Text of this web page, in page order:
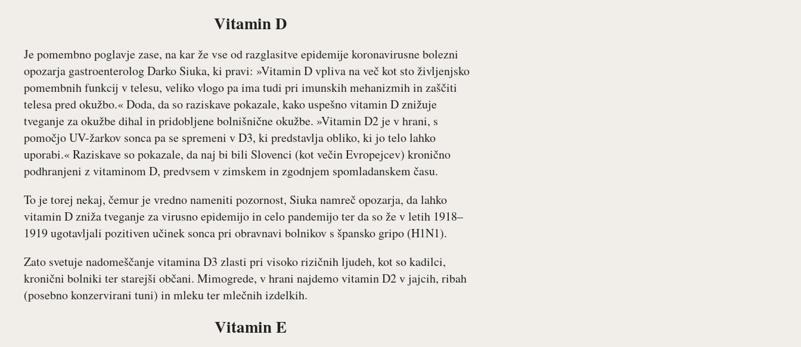
VitaminD
Je pomembno poglavje zase, na kar že vse od razglasitve epidemije koronavirusne bolezni
opozarja gastroenterolog Darko Siuka, ki pravi: »Vitamin D vpliva na več kot sto življenjsko
pomembnih funkcij v telesu, veliko vlogo pa ima tudi pri imunskih mehanizmih in zaščiti
telesa pred okužbo.« Doda, da so raziskave pokazale, kako uspešno vitamin D znižuje
tveganje za okužbe dihal in pridobljene bolnišnične okužbe. »Vitamin D2 je v hrani, s
pomočjo UV-žarkov sonca pa se spremeni v D3, ki predstavlja obliko, ki jo telo lahko
uporabi.« Raziskave so pokazale, da naj bi bili Slovenci (kot večin Evropejcev) kronično
podhranjeni z vitaminom D, predvsem v zimskem in zgodnjem spomladanskem času.
To je torej nekaj, čemur je vredno nameniti pozornost, Siuka namreč opozarja, da lahko
vitamin D zniža tveganje za virusno epidemijo in celo pandemijo ter da so že v letih 1918–
1919 ugotavljali pozitiven učinek sonca pri obravnavi bolnikov s špansko gripo (H1N1).
Zato svetuje nadomeščanje vitamina D3 zlasti pri visoko rizičnih ljudeh, kot so kadilci,
kronični bolniki ter starejši občani. Mimogrede, v hrani najdemo vitamin D2 v jajcih, ribah
(posebno konzervirani tuni) in mleku ter mlečnih izdelkih.
VitaminE